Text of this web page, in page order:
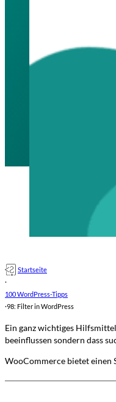
Startseite
·
100 WordPress-Tipps
·98: Filter in WordPress
Ein ganz wichtiges
beeinflussen sondern dass
WooCommerce bietet einen